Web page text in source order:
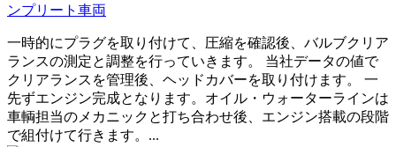
ンプリート車両
一時的にプラグを取り付けて、圧縮を確認後、バルブクリア
ランスの測定と調整を行っていきます。 当社データの値で
クリアランスを管理後、ヘッドカバーを取り付けます。 一
先ずエンジン完成となります。オイル・ウォーターラインは
車輌担当のメカニックと打ち合わせ後、エンジン搭載の段階
で組付けて行きます。...